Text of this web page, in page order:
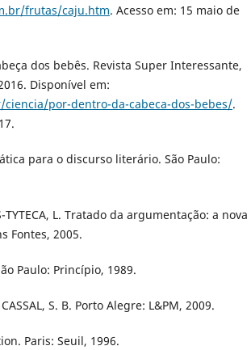
frutas/caju.htm. Acesso em: 15 maio de
dos bebês. Revista Super Interessante,
Disponível em:
por-dentro-da-cabeca-dos-bebes/.
para o discurso literário. São Paulo:
TYTECA, L. Tratado da argumentação: a nova
Fontes, 2005.
Paulo: Princípio, 1989.
S. B. Porto Alegre: L&PM, 2009.
Paris: Seuil, 1996.